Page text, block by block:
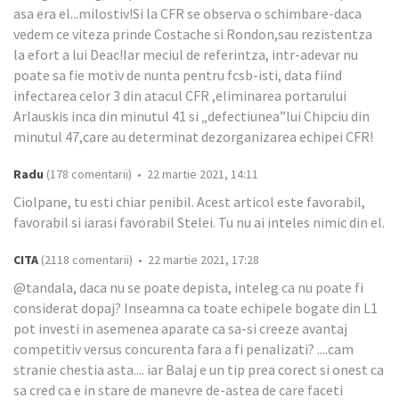
asa era el...milostiv!Si la CFR se observa o schimbare-daca
vedem ce viteza prinde Costache si Rondon,sau rezistentza
la efort a lui Deac!Iar meciul de referintza, intr-adevar nu
poate sa fie motiv de nunta pentru fcsb-isti, data fiind
infectarea celor 3 din atacul CFR ,eliminarea portarului
Arlauskis inca din minutul 41 si „defectiunea”lui Chipciu din
minutul 47,care au determinat dezorganizarea echipei CFR!
Radu (178 comentarii) • 22 martie 2021, 14:11
Ciolpane, tu esti chiar penibil. Acest articol este favorabil,
favorabil si iarasi favorabil Stelei. Tu nu ai inteles nimic din el.
CITA (2118 comentarii) • 22 martie 2021, 17:28
@tandala, daca nu se poate depista, inteleg ca nu poate fi
considerat dopaj? Inseamna ca toate echipele bogate din L1
pot investi in asemenea aparate ca sa-si creeze avantaj
competitiv versus concurenta fara a fi penalizati? ....cam
stranie chestia asta.... iar Balaj e un tip prea corect si onest ca
sa cred ca e in stare de manevre de-astea de care faceti